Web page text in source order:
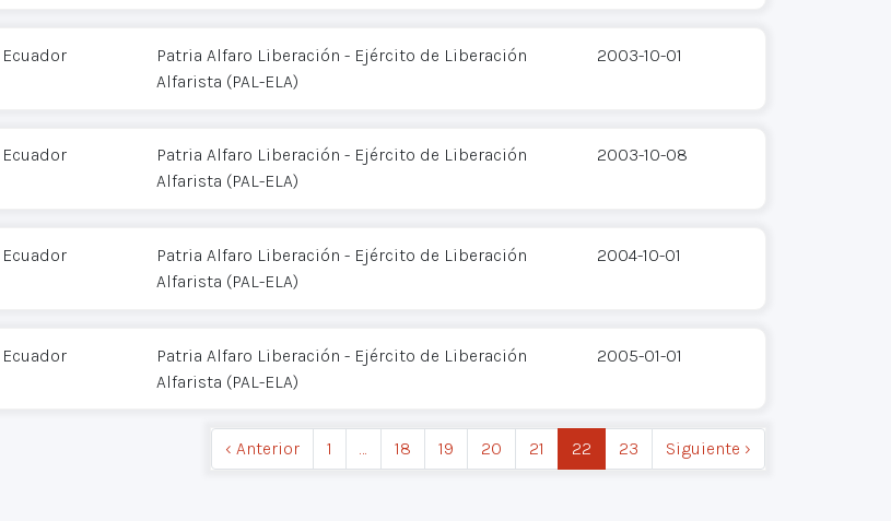
Ecuador
Patria Alfaro Liberación - Ejército de Liberación
Alfarista (PAL-ELA)
2003-10-01
Ecuador
Patria Alfaro Liberación - Ejército de Liberación
Alfarista (PAL-ELA)
2003-10-08
Ecuador
Patria Alfaro Liberación - Ejército de Liberación
Alfarista (PAL-ELA)
2004-10-01
Ecuador
Patria Alfaro Liberación - Ejército de Liberación
Alfarista (PAL-ELA)
2005-01-01
‹ Anterior 1 … 18 19 20 21 22 23 Siguiente ›